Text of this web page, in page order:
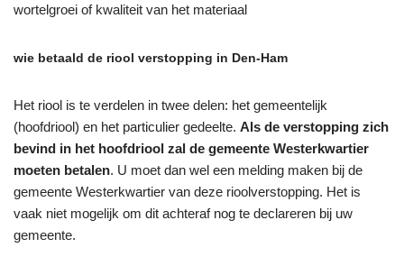
wortelgroei of kwaliteit van het materiaal
wie betaald de riool verstopping in Den-Ham
Het riool is te verdelen in twee delen: het gemeentelijk
(hoofdriool) en het particulier gedeelte. Als de verstopping zich
bevind in het hoofdriool zal de gemeente Westerkwartier
moeten betalen. U moet dan wel een melding maken bij de
gemeente Westerkwartier van deze rioolverstopping. Het is
vaak niet mogelijk om dit achteraf nog te declareren bij uw
gemeente.